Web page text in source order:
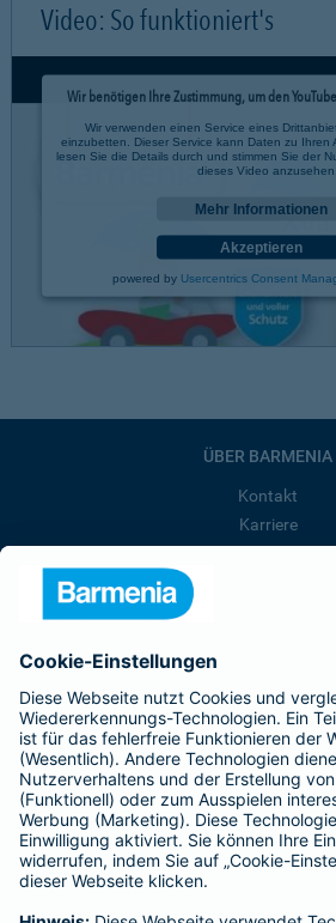
Video: So funktioniert's
Wir benötigen Ihre Zustimmung, um den
Wir verwenden einen Service eines
einzubetten. Dieser Service kann Daten zu Ihren
lesen Sie die Details durch und stimmen Sie der
dieses Video anzusehen.
Mehr Informationen
Akzeptieren
powered by Usercentrics Consent
ÜBER BARMENIA
Kontakt
Karriere
Barmenia ist Teil der
BELIEBTE SEITEN
Kranken-
Tierversicherungen